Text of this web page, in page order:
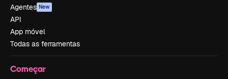
Agentes New
API
App móvel
Todas as ferramentas
Começar